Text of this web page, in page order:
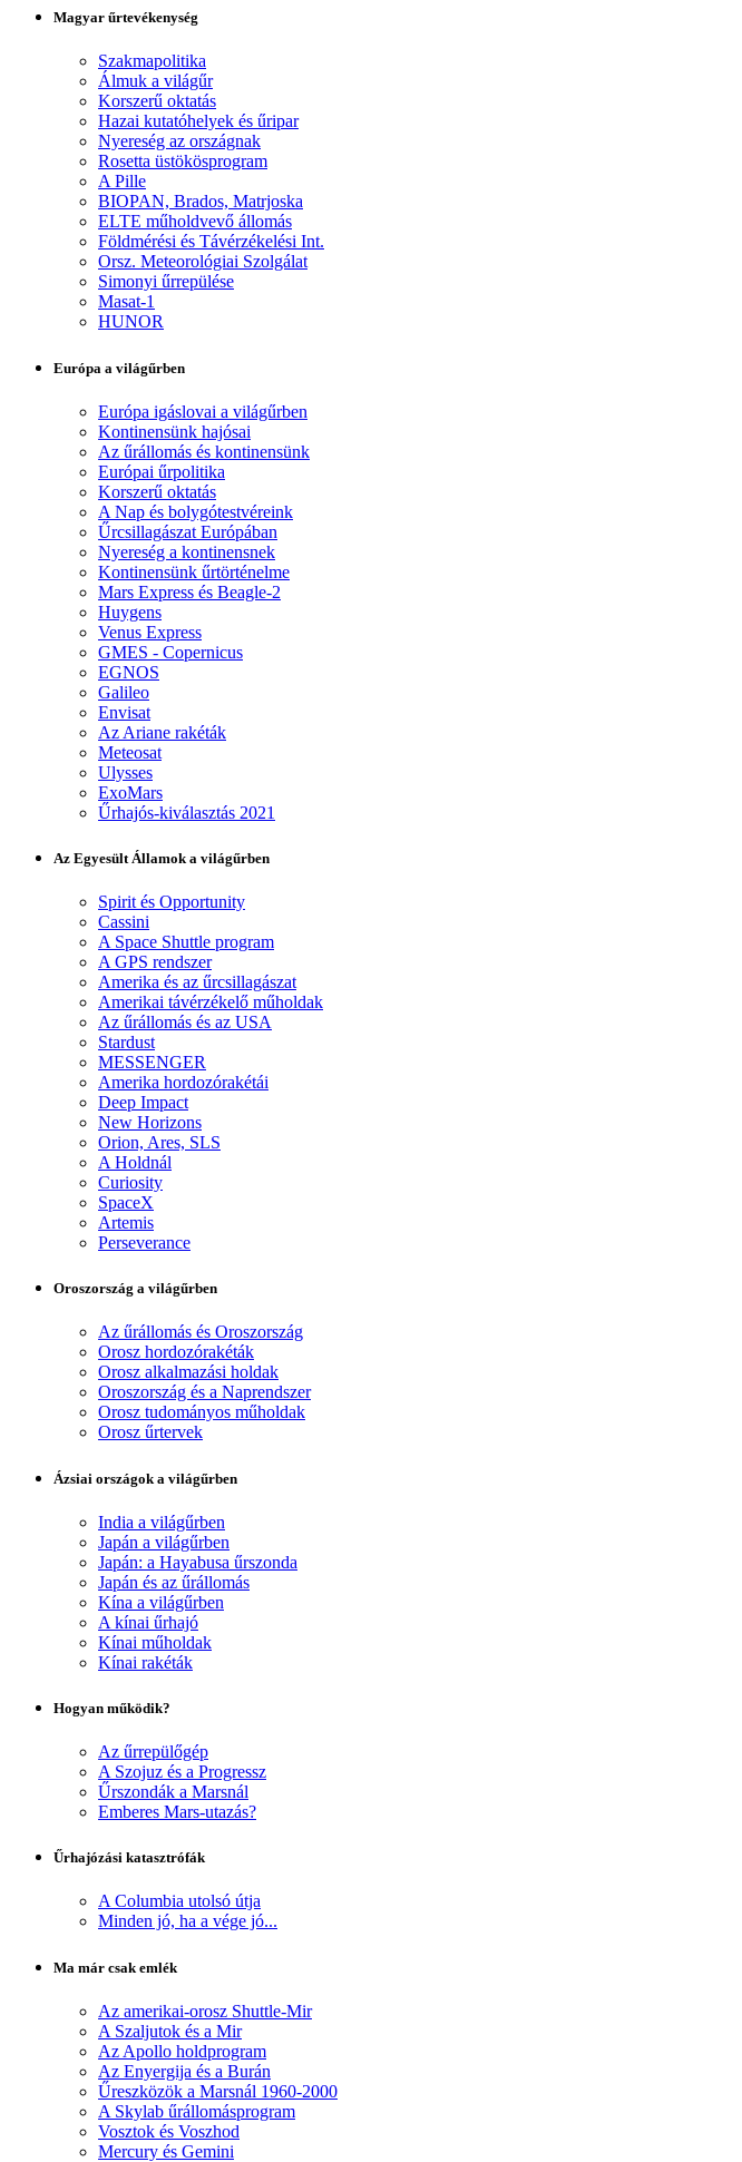
Magyar űrtevékenység
Szakmapolitika
Álmuk a világűr
Korszerű oktatás
Hazai kutatóhelyek és űripar
Nyereség az országnak
Rosetta üstökösprogram
A Pille
BIOPAN, Brados, Matrjoska
ELTE műholdvevő állomás
Földmérési és Távérzékelési Int.
Orsz. Meteorológiai Szolgálat
Simonyi űrrepülése
Masat-1
HUNOR
Európa a világűrben
Európa igáslovai a világűrben
Kontinensünk hajósai
Az űrállomás és kontinensünk
Európai űrpolitika
Korszerű oktatás
A Nap és bolygótestvéreink
Űrcsillagászat Európában
Nyereség a kontinensnek
Kontinensünk űrtörténelme
Mars Express és Beagle-2
Huygens
Venus Express
GMES - Copernicus
EGNOS
Galileo
Envisat
Az Ariane rakéták
Meteosat
Ulysses
ExoMars
Űrhajós-kiválasztás 2021
Az Egyesült Államok a világűrben
Spirit és Opportunity
Cassini
A Space Shuttle program
A GPS rendszer
Amerika és az űrcsillagászat
Amerikai távérzékelő műholdak
Az űrállomás és az USA
Stardust
MESSENGER
Amerika hordozórakétái
Deep Impact
New Horizons
Orion, Ares, SLS
A Holdnál
Curiosity
SpaceX
Artemis
Perseverance
Oroszország a világűrben
Az űrállomás és Oroszország
Orosz hordozórakéták
Orosz alkalmazási holdak
Oroszország és a Naprendszer
Orosz tudományos műholdak
Orosz űrtervek
Ázsiai országok a világűrben
India a világűrben
Japán a világűrben
Japán: a Hayabusa űrszonda
Japán és az űrállomás
Kína a világűrben
A kínai űrhajó
Kínai műholdak
Kínai rakéták
Hogyan működik?
Az űrrepülőgép
A Szojuz és a Progressz
Űrszondák a Marsnál
Emberes Mars-utazás?
Űrhajózási katasztrófák
A Columbia utolsó útja
Minden jó, ha a vége jó...
Ma már csak emlék
Az amerikai-orosz Shuttle-Mir
A Szaljutok és a Mir
Az Apollo holdprogram
Az Enyergija és a Burán
Űreszközök a Marsnál 1960-2000
A Skylab űrállomásprogram
Vosztok és Voszhod
Mercury és Gemini